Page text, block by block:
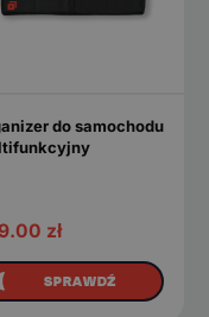
do samochodu
zł
SPRAWDŹ